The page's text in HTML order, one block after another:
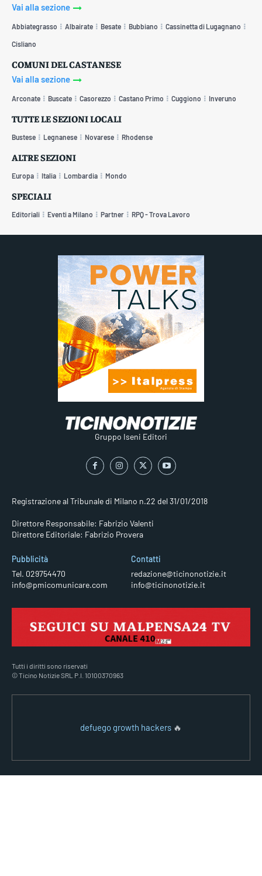
Vai alla sezione
Abbiategrasso Albairate Besate Bubbiano Cassinetta di Lugagnano
Cisliano
COMUNI DEL CASTANESE
Vai alla sezione
Arconate Buscate Casorezzo Castano Primo Cuggiono Inveruno
TUTTE LE SEZIONI LOCALI
Bustese Legnanese Novarese Rhodense
ALTRE SEZIONI
Europa Italia Lombardia Mondo
SPECIALI
Editoriali Eventi a Milano Partner RPQ - Trova Lavoro
Gruppo Iseni Editori
Registrazione al Tribunale di Milano n.22 del 31/01/2018
Direttore Responsabile: Fabrizio Valenti
Direttore Editoriale: Fabrizio Provera
Pubblicità
Tel. 029754470
info@pmicomunicare.com
Contatti
redazione@ticinonotizie.it
info@ticinonotizie.it
Tutti i diritti sono riservati
© Ticino Notizie SRL P.I. 10100370963
defuego growth hackers 🔥